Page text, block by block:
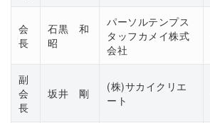
会
長
石黒 和
昭
パーソルテンプス
タッフカメイ株式
会社
副
会
長
坂井 剛
(株)サカイクリエ
ート